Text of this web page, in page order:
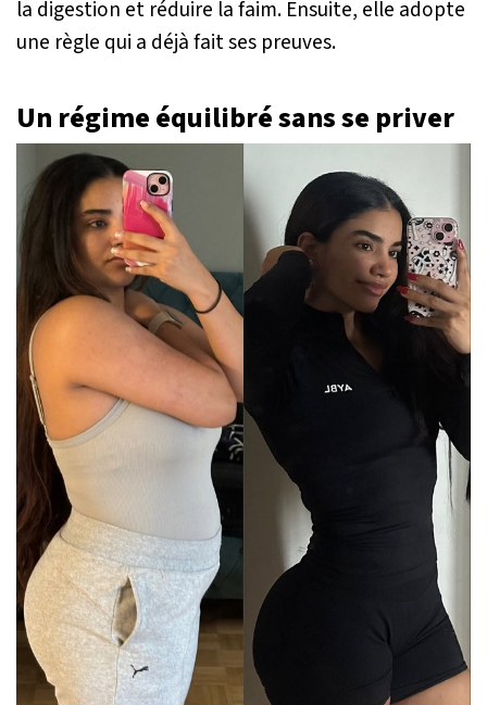
la digestion et réduire la faim. Ensuite, elle adopte
une règle qui a déjà fait ses preuves.
Un régime équilibré sans se priver